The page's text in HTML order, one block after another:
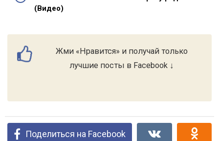
(Видео)
Жми «Нравится» и получай только
лучшие посты в Facebook ↓
Поделиться на Facebook